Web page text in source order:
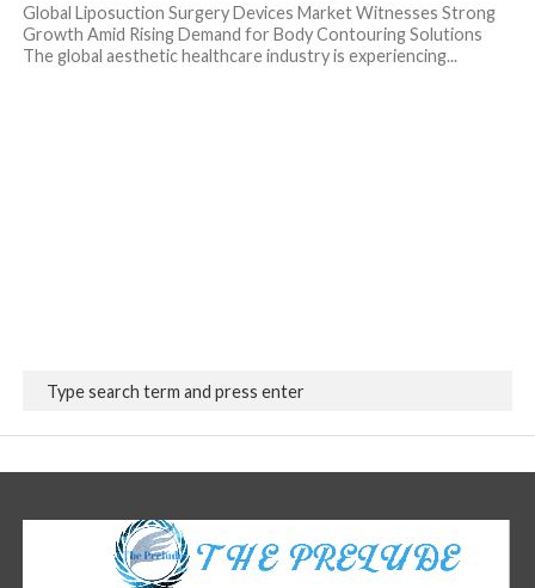
Global Liposuction Surgery Devices Market Witnesses Strong
Growth Amid Rising Demand for Body Contouring Solutions
The global aesthetic healthcare industry is experiencing...